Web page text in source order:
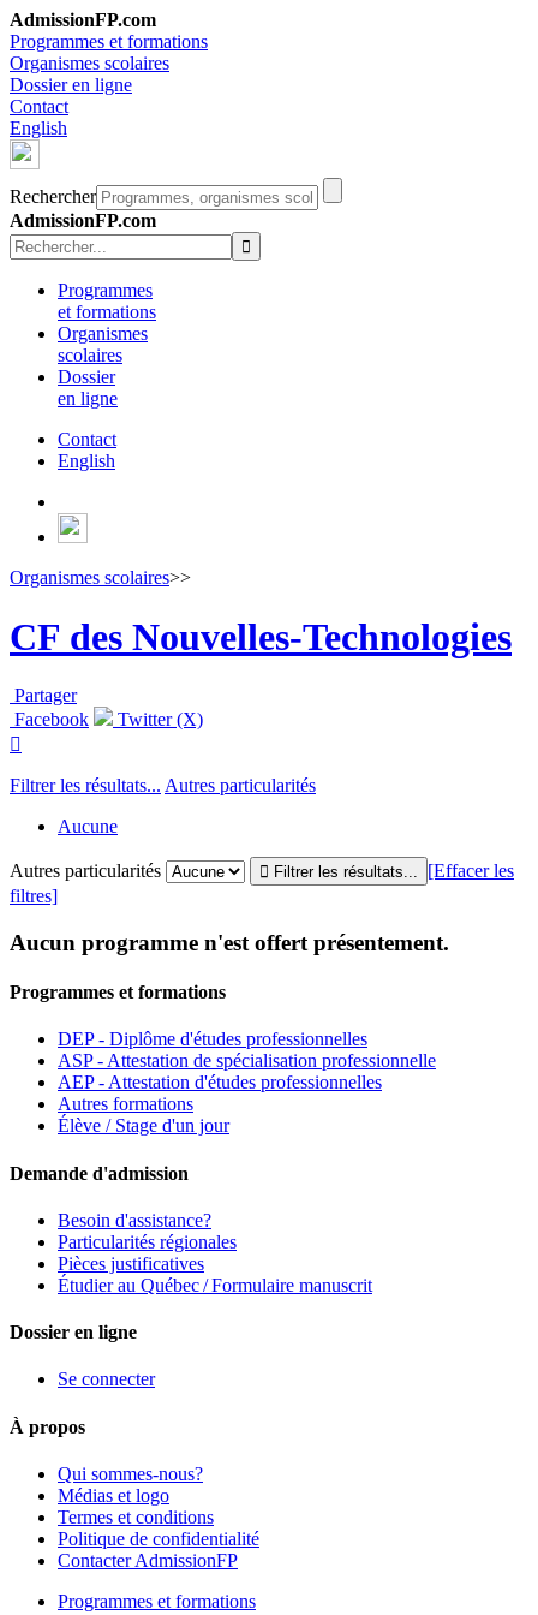
AdmissionFP.com
Programmes et formations
Organismes scolaires
Dossier en ligne
Contact
English
Rechercher
AdmissionFP.com
Programmes
et formations
Organismes
scolaires
Dossier
en ligne
Contact
English
Organismes scolaires>>
CF des Nouvelles-Technologies
Partager
Facebook
Twitter (X)

Filtrer les résultats... Autres particularités
Aucune
Autres particularités
[Effacer les
filtres]
Aucun programme n'est offert présentement.
Programmes et formations
DEP - Diplôme d'études professionnelles
ASP - Attestation de spécialisation professionnelle
AEP - Attestation d'études professionnelles
Autres formations
Élève / Stage d'un jour
Demande d'admission
Besoin d'assistance?
Particularités régionales
Pièces justificatives
Étudier au Québec / Formulaire manuscrit
Dossier en ligne
Se connecter
À propos
Qui sommes-nous?
Médias et logo
Termes et conditions
Politique de confidentialité
Contacter AdmissionFP
Programmes et formations